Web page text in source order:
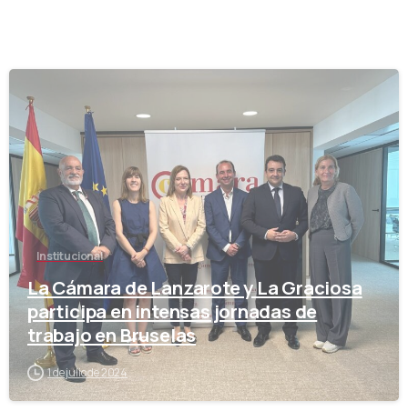
Institucional
La Cámara de Lanzarote y La Graciosa
participa en intensas jornadas de
trabajo en Bruselas
1 de julio de 2024